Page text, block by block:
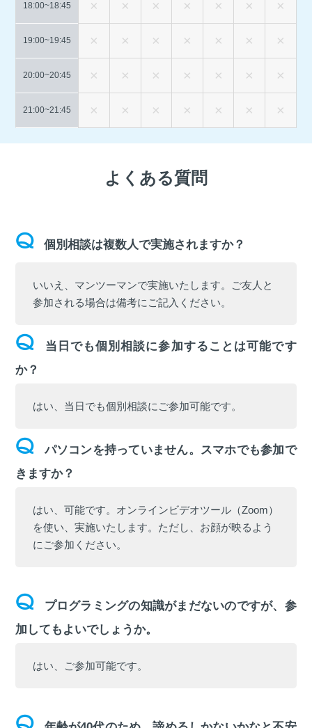
18:00~18:45
19:00~19:45
20:00~20:45
21:00~21:45
よくある質問
個別相談は複数人で実施されますか？
いいえ、マンツーマンで実施いたします。ご友人と
参加される場合は備考にご記入ください。
当日でも個別相談に参加することは可能です
か？
はい、当日でも個別相談にご参加可能です。
パソコンを持っていません。スマホでも参加で
きますか？
はい、可能です。オンラインビデオツール（Zoom）
を使い、実施いたします。ただし、お顔が映るよう
にご参加ください。
プログラミングの知識がまだないのですが、参
加してもよいでしょうか。
はい、ご参加可能です。